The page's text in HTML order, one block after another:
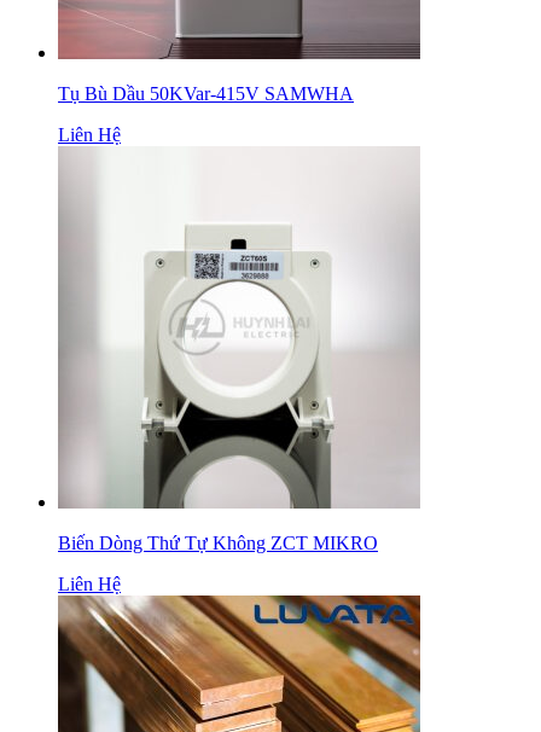
Tụ Bù Dầu 50KVar-415V SAMWHA
Liên Hệ
Biến Dòng Thứ Tự Không ZCT MIKRO
Liên Hệ